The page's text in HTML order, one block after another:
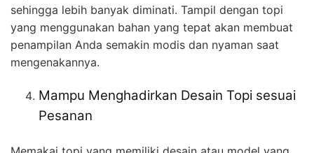
sehingga lebih banyak diminati. Tampil dengan topi
yang menggunakan bahan yang tepat akan membuat
penampilan Anda semakin modis dan nyaman saat
mengenakannya.
Mampu Menghadirkan Desain Topi sesuai
Pesanan